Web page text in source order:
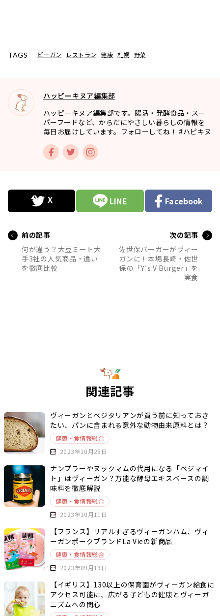
TAGS ビーガン レストラン 健康 札幌 野菜
ハッピーキヌア編集部
ハッピーキヌア編集部です。腸活・発酵食品・スー
パーフードなど、からだにやさしい暮らしの情報を
毎日お届けしています。フォローしてね！ #ハピキヌ
LINE Facebook
前の記事
何が違う？大豆ミート大
手3社の人気商品・違い
を徹底比較
次の記事
佐世保バーガーがヴィー
ガンに！本場長崎・佐世
保の「Y’s V Burger」を
実食
関連記事
ヴィーガンとベジタリアンが買う前に知っておき
たい、パンに含まれる意外な動物由来原料とは？
健康・食情報総合
2023年10月25日
ナンプラーやヌックマムの代用になる「ベジマイ
ト」はヴィーガン？万能な酵母エキスベースの調
味料を徹底解説
健康・食情報総合
2023年10月11日
【フランス】リアルすぎるヴィーガンハム、ヴィ
ーガンポークブランドLa Vieの新商品
健康・食情報総合
2023年09月19日
【イギリス】130以上の保育園がヴィーガン給食に
アクセス可能に、広がる子どもの健康とヴィーガ
ニズムへの関心